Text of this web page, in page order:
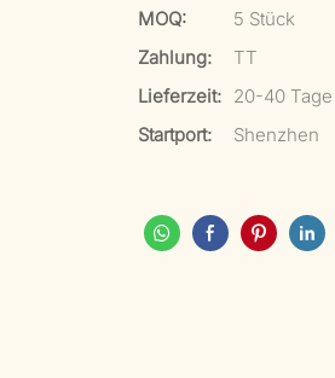
MOQ:
5 Stück
Zahlung:
TT
Lieferzeit: 20-40
Startport:
Shenzhen